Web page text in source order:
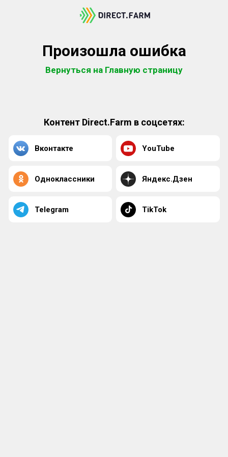
Произошла ошибка
Вернуться на Главную страницу
Контент Direct.Farm в соцсетях:
Вконтакте YouTube
Одноклассники Яндекс.Дзен
Telegram TikTok